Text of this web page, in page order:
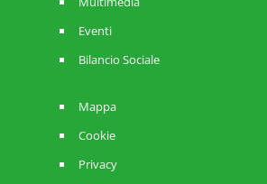
Eventi
Bilancio Sociale
Mappa
Cookie
Privacy